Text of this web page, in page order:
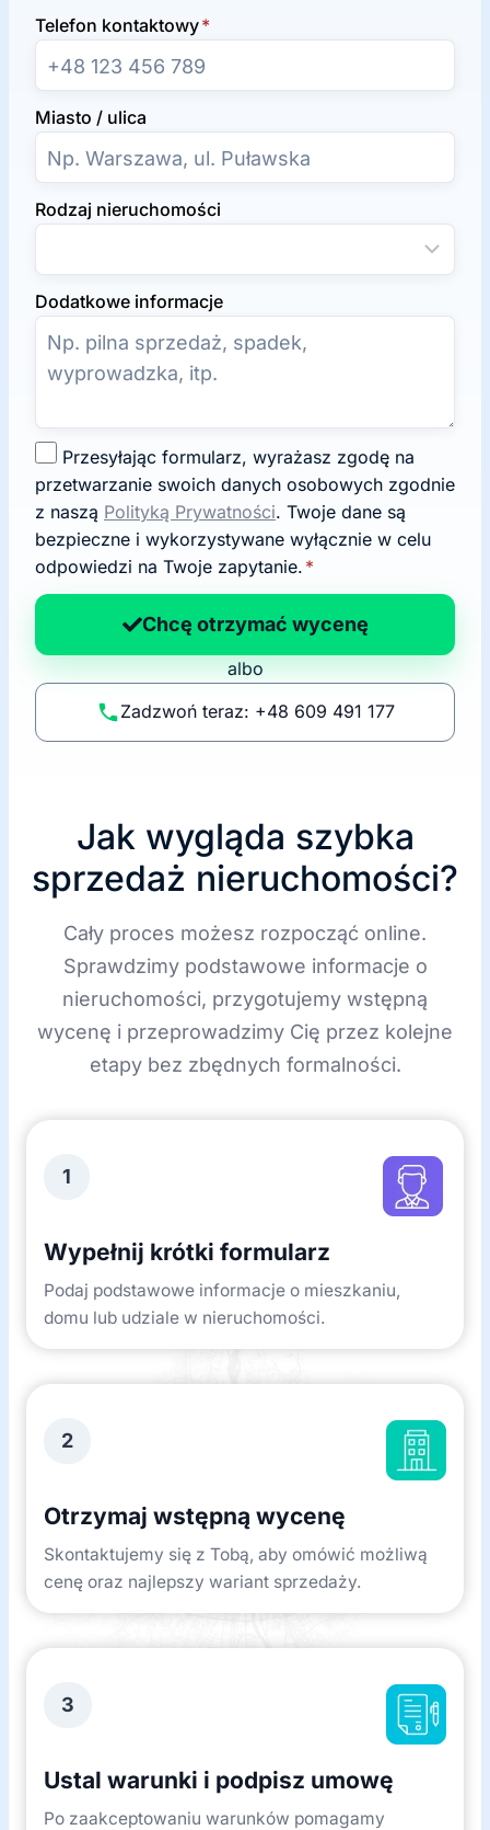
Telefon kontaktowy*
Miasto / ulica
Rodzaj nieruchomości
Dodatkowe informacje
g
o
d
a
n
p
li
t
przetwarzanie swoich danych osobowych zgodnie
z naszą Polityką Prywatności. Twoje dane są
bezpieczne i wykorzystywane wyłącznie w celu
odpowiedzi na Twoje zapytanie. *
Chcę otrzymać wycenę
albo
Zadzwoń teraz: +48 609 491 177
Jak wygląda szybka
sprzedaż nieruchomości?
Cały proces możesz rozpocząć online.
Sprawdzimy podstawowe informacje o
nieruchomości, przygotujemy wstępną
wycenę i przeprowadzimy Cię przez kolejne
etapy bez zbędnych formalności.
1
Wypełnij krótki formularz
Podaj podstawowe informacje o mieszkaniu,
domu lub udziale w nieruchomości.
2
Otrzymaj wstępną wycenę
Skontaktujemy się z Tobą, aby omówić możliwą
cenę oraz najlepszy wariant sprzedaży.
3
Ustal warunki i podpisz umowę
Po zaakceptowaniu warunków pomagamy